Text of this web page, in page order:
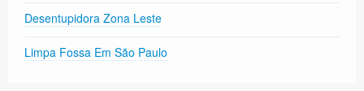
Desentupidora Zona Leste
Limpa Fossa Em São Paulo